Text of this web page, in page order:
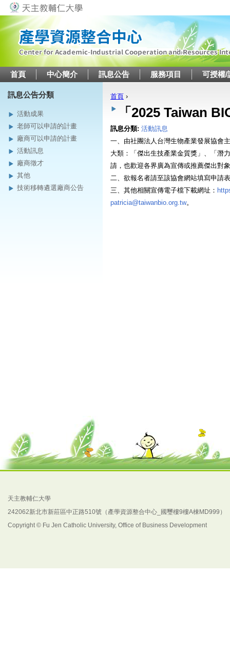
首頁 中心簡介 訊息公告 服務項目 可授權/
訊息公告分類
活動成果
老師可以申請的計畫
廠商可以申請的計畫
活動訊息
廠商徵才
其他
技術移轉遴選廠商公告
您在這裡
首頁 ›
「2025 Taiwan
訊息分類: 活動訊息
一、由社團法人台灣生物產業發展協會
大類：「傑出生技產業金質獎」、「潛
請，也歡迎各界廣為宣傳或推薦傑出對
二、欲報名者請至該協會網站填寫申請
三、其他相關宣傳電子檔下載網址：
patricia@taiwanbio.org.tw。
天主教輔仁大學
242062新北市新莊區中正路510號（產學資源整合中心_國璽樓9樓A棟MD999）
Copyright © Fu Jen Catholic University, Office of Business Development